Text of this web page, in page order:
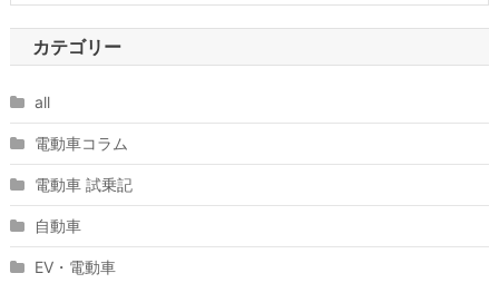
カテゴリー
all
電動車コラム
電動車 試乗記
自動車
EV・電動車